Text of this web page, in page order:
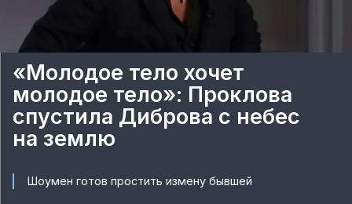
«Молодое тело хочет
молодое тело»: Проклова
спустила Диброва с небес
на землю
Шоумен готов простить измену бывшей